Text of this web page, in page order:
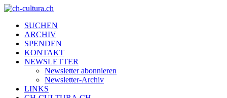
SUCHEN
ARCHIV
SPENDEN
KONTAKT
NEWSLETTER
Newsletter abonnieren
Newsletter-Archiv
LINKS